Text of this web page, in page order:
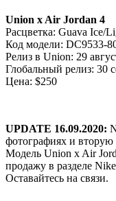
Union x Air Jordan 4
Расцветка: Guava Ice/
Код модели: DC9533-
Релиз в Union: 29
Глобальный релиз: 30
Цена: $250
UPDATE 16.09.2020:
фотографиях и вторую
Модель Union x Air
продажу в разделе
Оставайтесь на связи.